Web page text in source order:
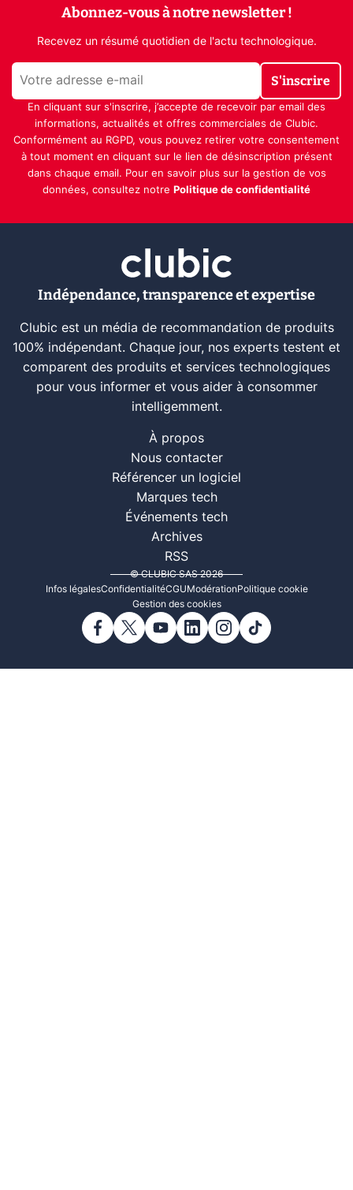
Abonnez-vous à notre newsletter !
Recevez un résumé quotidien de l'actu technologique.
S'inscrire
En cliquant sur s'inscrire, j’accepte de recevoir par email des
informations, actualités et offres commerciales de Clubic.
Conformément au RGPD, vous pouvez retirer votre consentement
à tout moment en cliquant sur le lien de désinscription présent
dans chaque email. Pour en savoir plus sur la gestion de vos
données, consultez notre Politique de confidentialité
Indépendance, transparence et expertise
Clubic est un média de recommandation de produits
100% indépendant. Chaque jour, nos experts testent et
comparent des produits et services technologiques
pour vous informer et vous aider à consommer
intelligemment.
À propos
Nous contacter
Référencer un logiciel
Marques tech
Événements tech
Archives
RSS
© CLUBIC SAS 2026
Infos légalesConfidentialitéCGUModérationPolitique cookie
Gestion des cookies